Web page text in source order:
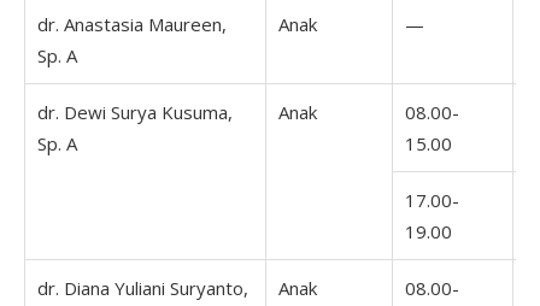
dr. Anastasia Maureen,
Sp. A
Anak —
dr. Dewi Surya Kusuma,
Sp. A
Anak
08.00-
15.00
17.00-
19.00
dr. Diana Yuliani Suryanto,
Anak
08.00-